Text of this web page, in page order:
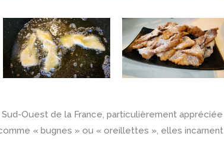
Ouest de la France, particulièrement appréciée
« bugnes » ou « oreillettes », elles incarnent